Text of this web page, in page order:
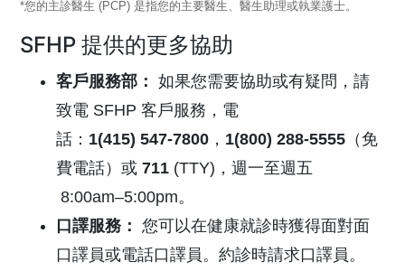
*您的主診醫生 (PCP) 是指您的主要醫生、醫生助理或執業護士。
SFHP 提供的更多協助
客戶服務部 ： 如果您需要協助或有疑問，請
致電 SFHP 客戶服務，電
話： 1(415) 547-7800 ， 1(800) 288-5555 （免
費電話）或711 (TTY)，週一至週五
8:00am–5:00pm。
口譯服務： 您可以在健康就診時獲得面對面
口譯員或電話口譯員。約診時請求口譯員。